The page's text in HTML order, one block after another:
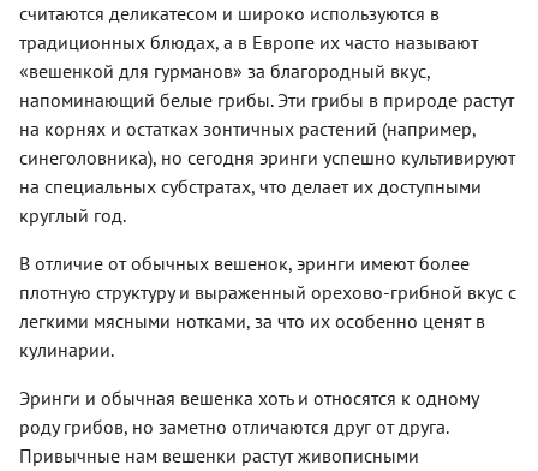
считаются деликатесом и широко используются в
традиционных блюдах, а в Европе их часто называют
«вешенкой для гурманов» за благородный вкус,
напоминающий белые грибы. Эти грибы в природе растут
на корнях и остатках зонтичных растений (например,
синеголовника), но сегодня эринги успешно культивируют
на специальных субстратах, что делает их доступными
круглый год.
В отличие от обычных вешенок, эринги имеют более
плотную структуру и выраженный орехово-грибной вкус с
легкими мясными нотками, за что их особенно ценят в
кулинарии.
Эринги и обычная вешенка хоть и относятся к одному
роду грибов, но заметно отличаются друг от друга.
Привычные нам вешенки растут живописными